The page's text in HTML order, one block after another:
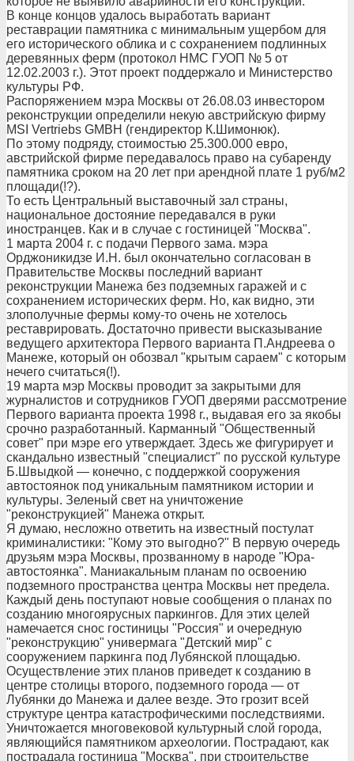
В конце концов удалось выработать вариант
реставрации памятника с минимальным ущербом для
его исторического облика и с сохранением подлинных
деревянных ферм (протокол НМС ГУОП № 5 от
12.02.2003 г.). Этот проект поддержало и Министерство
культуры РФ.
Распоряжением мэра Москвы от 26.08.03 инвестором
реконструкции определили некую австрийскую фирму
MSI Vertriebs GMBH (гендиректор К.Шимонюк).
По этому подряду, стоимостью 25.300.000 евро,
австрийской фирме передавалось право на субаренду
памятника сроком на 20 лет при арендной плате 1 руб/м2
площади(!?).
То есть Центральный выставочный зал страны,
национальное достояние передавался в руки
иностранцев. Как и в случае с гостиницей "Москва".
1 марта 2004 г. с подачи Первого зама. мэра
Орджоникидзе И.Н. был окончательно согласован в
Правительстве Москвы последний вариант
реконструкции Манежа без подземных гаражей и с
сохранением исторических ферм. Но, как видно, эти
злополучные фермы кому-то очень не хотелось
реставрировать. Достаточно привести высказывание
ведущего архитектора Первого варианта П.Андреева о
Манеже, который он обозвал "крытым сараем" с которым
нечего считаться(!).
19 марта мэр Москвы проводит за закрытыми для
журналистов и сотрудников ГУОП дверями рассмотрение
Первого варианта проекта 1998 г., выдавая его за якобы
срочно разработанный. Карманный "Общественный
совет" при мэре его утверждает. Здесь же фигурирует и
скандально известный "специалист" по русской культуре
Б.Швыдкой — конечно, с поддержкой сооружения
автостоянок под уникальным памятником истории и
культуры. Зеленый свет на уничтожение
"реконструкцией" Манежа открыт.
Я думаю, несложно ответить на известный постулат
криминалистики: "Кому это выгодно?" В первую очередь
друзьям мэра Москвы, прозванному в народе "Юра-
автостоянка". Маниакальным планам по освоению
подземного пространства центра Москвы нет предела.
Каждый день поступают новые сообщения о планах по
созданию многоярусных паркингов. Для этих целей
намечается снос гостиницы "Россия" и очередную
"реконструкцию" универмага "Детский мир" с
сооружением паркинга под Лубянской площадью.
Осуществление этих планов приведет к созданию в
центре столицы второго, подземного города — от
Лубянки до Манежа и далее везде. Это грозит всей
структуре центра катастрофическими последствиями.
Уничтожается многовековой культурный слой города,
являющийся памятником археологии. Пострадают, как
пострадала гостиница "Москва", при строительстве